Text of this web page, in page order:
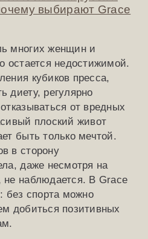
выбирают Grace
многих женщин и
остается недостижимой.
кубиков пресса,
диету, регулярно
от вредных
плоский живот
быть только мечтой.
в сторону
даже несмотря на
наблюдается. В Grace
без спорта можно
добиться позитивных